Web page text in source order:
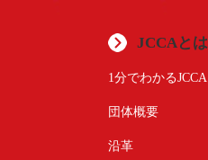
JCCAとは
1分でわかるJCCA
団体概要
沿革